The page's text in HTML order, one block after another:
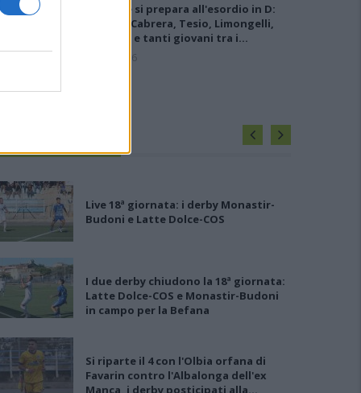
L'Ossese si prepara all'esordio in D:
Forzati, Cabrera, Tesio, Limongelli,
Bolzicco e tanti giovani tra i…
7 Ago 2026
Live 18ª giornata: i derby Monastir-
Budoni e Latte Dolce-COS
I due derby chiudono la 18ª giornata:
Latte Dolce-COS e Monastir-Budoni
in campo per la Befana
Si riparte il 4 con l'Olbia orfana di
Favarin contro l'Albalonga dell'ex
Manca, i derby posticipati alla…